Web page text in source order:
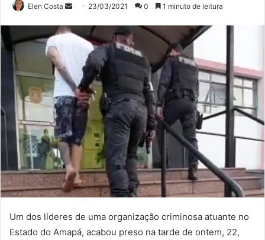
Elen Costa
Mande
e-
23/03/2021 0 1 minuto de leitura
Um dos líderes de uma organização criminosa atuante no
Estado do Amapá, acabou preso na tarde de ontem, 22,